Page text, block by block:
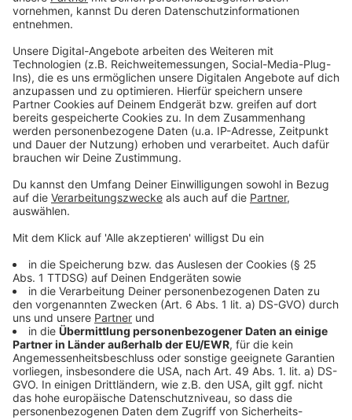
Weitere Meldungen aus Leverkusen
Anzeige
Leverkusen in der Finanzkrise: Politik fordert
Aufklärung
Radio Leverkusen Morningshow gewinnt erneut NRW-
Audiopreis für beste Moderation
Anzeige